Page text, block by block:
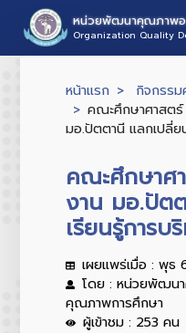
หน่วยพัฒนาคุณภาพอ
Organization Quality
หน้าแรก
กิจกรร
คณะศึกษาศาสต
มอ.ปัตตานี แลกเปลี่ย
คณะศึกษาศ
งาน มอ.ปัต
เรียนรู้การบ
เผยแพร่เมื่อ : พุธ
โดย : หน่วยพัฒน
คุณภาพการศึกษา
ผู้เข้าชม : 253 คน